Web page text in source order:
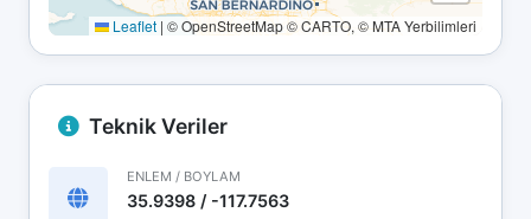
Leaflet | © OpenStreetMap © CARTO, © MTA Yerbilimleri
Teknik Veriler
ENLEM / BOYLAM
35.9398 / -117.7563